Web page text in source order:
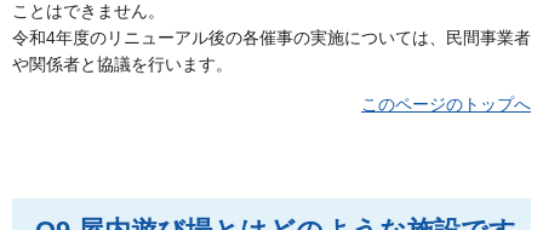
ことはできません。
令和4年度のリニューアル後の各催事の実施については、民間事業者
や関係者と協議を行います。
このページのトップへ